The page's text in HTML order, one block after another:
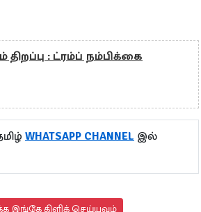
: ட்ரம்ப் நம்பிக்கை
WHATSAPP CHANNEL இல்
இங்கே கிளிக் செய்யவும்